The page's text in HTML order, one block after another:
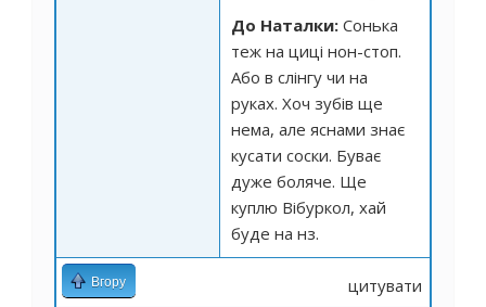
До Наталки: Сонька
теж на циці нон-стоп.
Або в слінгу чи на
руках. Хоч зубів ще
нема, але яснами знає
кусати соски. Буває
дуже боляче. Ще
куплю Вібуркол, хай
буде на нз.
Вгору цитувати